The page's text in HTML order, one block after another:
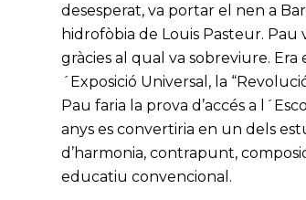
desesperat, va portar el nen a
hidrofòbia de Louis Pasteur.
gràcies al qual va sobreviure. Era
´Exposició Universal, la
Pau faria la prova d’accés a
anys es convertiria en un dels
d’harmonia, contrapunt,
educatiu convencional.